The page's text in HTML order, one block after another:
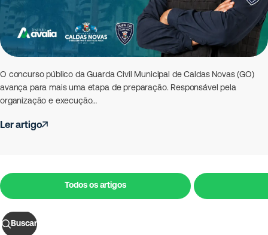
O concurso público da Guarda Civil Municipal de Caldas Novas (GO)
avança para mais uma etapa de preparação. Responsável pela
organização e execução…
Ler artigo
Todos os artigos
Buscar